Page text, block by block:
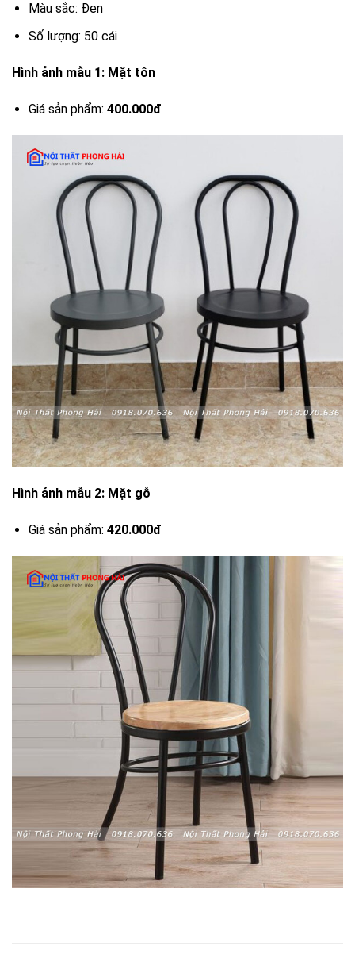
Màu sắc: Đen
Số lượng: 50 cái
Hình ảnh mẫu 1: Mặt tôn
Giá sản phẩm: 400.000đ
Hình ảnh mẫu 2: Mặt gỗ
Giá sản phẩm: 420.000đ